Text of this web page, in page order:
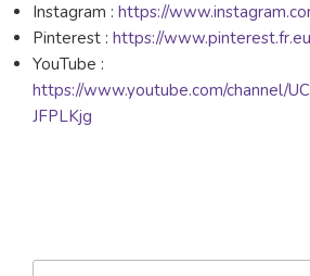
Instagram : https://
Pinterest : https://
YouTube :
https://www.youtube.com/channel/
JFPLKjg